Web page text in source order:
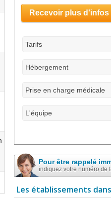
Recevoir plus d'infos
Tarifs
Hébergement
Prise en charge médicale
L'équipe
Pour être rappelé
indiquez votre numéro de
Les établissements